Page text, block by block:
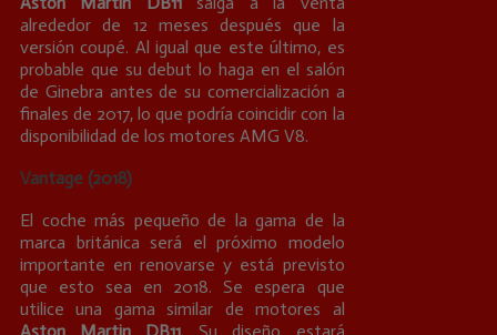
alrededor de 12 meses después que la
versión coupé. Al igual que este último, es
probable que su debut lo haga en el salón
de Ginebra antes de su comercialización a
finales de 2017, lo que podría coincidir con la
disponibilidad de los motores AMG V8.
Vantage (2018)
El coche más pequeño de la gama de la
marca británica será el próximo modelo
importante en renovarse y está previsto
que esto sea en 2018. Se espera que
utilice una gama similar de motores al